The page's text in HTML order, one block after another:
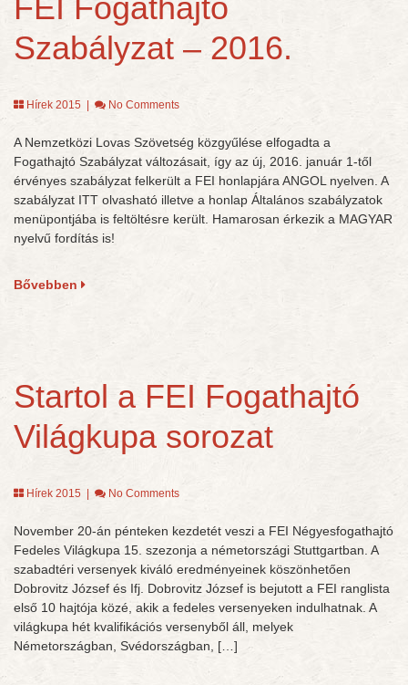
FEI Fogathajtó
Szabályzat – 2016.
Hírek 2015 No Comments
A Nemzetközi Lovas Szövetség közgyűlése elfogadta a
Fogathajtó Szabályzat változásait, így az új, 2016. január 1-től
érvényes szabályzat felkerült a FEI honlapjára ANGOL nyelven. A
szabályzat ITT olvasható illetve a honlap Általános szabályzatok
menüpontjába is feltöltésre került. Hamarosan érkezik a MAGYAR
nyelvű fordítás is!
Bővebben
Startol a FEI Fogathajtó
Világkupa sorozat
Hírek 2015 No Comments
November 20-án pénteken kezdetét veszi a FEI Négyesfogathajtó
Fedeles Világkupa 15. szezonja a németországi Stuttgartban. A
szabadtéri versenyek kiváló eredményeinek köszönhetően
Dobrovitz József és Ifj. Dobrovitz József is bejutott a FEI ranglista
első 10 hajtója közé, akik a fedeles versenyeken indulhatnak. A
világkupa hét kvalifikációs versenyből áll, melyek
Németországban, Svédországban, […]